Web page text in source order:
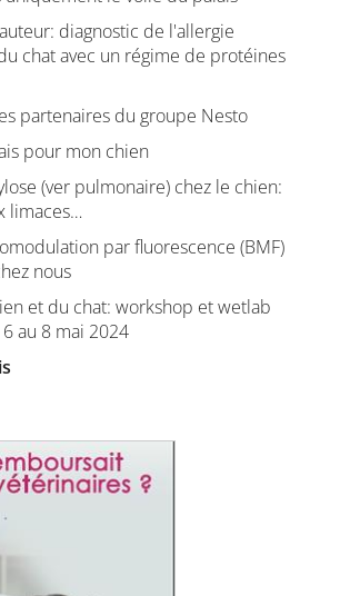
diagnostic de l'allergie
chat avec un régime de protéines
partenaires du groupe Nesto
pour mon chien
(ver pulmonaire) chez le chien:
limaces…
par fluorescence (BMF)
nous
et du chat: workshop et wetlab
6 au 8 mai 2024